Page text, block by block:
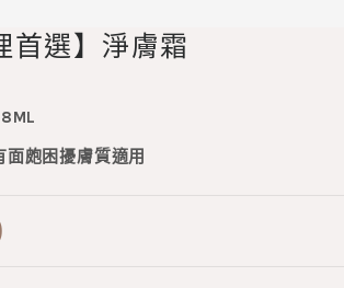
首選】淨膚霜
面皰困擾膚質適用